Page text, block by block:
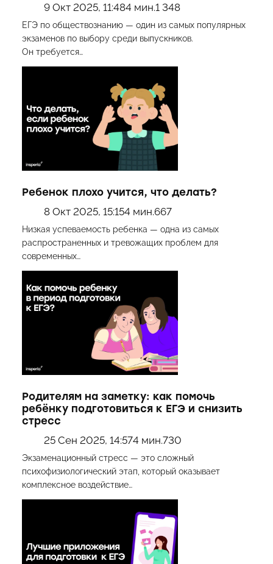
9 Окт 2025, 11:484 мин.1 348
ЕГЭ по обществознанию — один из самых популярных
экзаменов по выбору среди выпускников.
Он требуется…
Ребенок плохо учится, что делать?
8 Окт 2025, 15:154 мин.667
Низкая успеваемость ребенка — одна из самых
распространенных и тревожащих проблем для
современных…
Родителям на заметку: как помочь
ребёнку подготовиться к ЕГЭ и снизить
стресс
25 Сен 2025, 14:574 мин.730
Экзаменационный стресс — это сложный
психофизиологический этап, который оказывает
комплексное воздействие…